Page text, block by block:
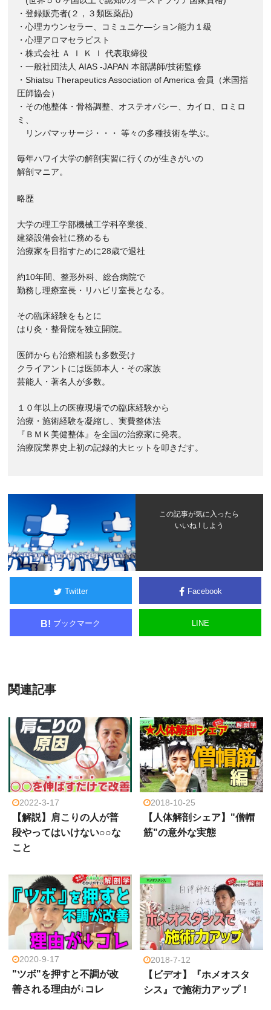
・登録販売者(２，３類医薬品)
・心理カウンセラー、コミュニケ―ション能力１級
・心理アロマセラピスト
・株式会社 Ａ Ｉ Ｋ Ｉ 代表取締役
・一般社団法人 AIAS -JAPAN 本部講師/技術監修
・Shiatsu Therapeutics Association of America 会員（米国指
圧師協会）
・その他整体・骨格調整、オステオパシー、カイロ、ロミロ
ミ、
リンパマッサージ・・・ 等々の多種技術を学ぶ。
毎年ハワイ大学の解剖実習に行くのが生きがいの
解剖マニア。
略歴
大学の理工学部機械工学科卒業後、
建築設備会社に務めるも
治療家を目指すために28歳で退社
約10年間、整形外科、総合病院で
勤務し理療室長・リハビリ室長となる。
その臨床経験をもとに
はり灸・整骨院を独立開院。
医師からも治療相談も多数受け
クライアントには医師本人・その家族
芸能人・著名人が多数。
１０年以上の医療現場での臨床経験から
治療・施術経験を凝縮し、実費整体法
『ＢＭＫ美健整体』を全国の治療家に発表。
治療院業界史上初の記録的大ヒットを叩きだす。
この記事が気に入ったら
いいね ! しよう
Twitter Facebook
B! ブックマーク LINE
関連記事
2022-3-17
【解説】肩こりの人が普
段やってはいけない○○な
こと
2018-10-25
【人体解剖シェア】"僧帽
筋"の意外な実態
2020-9-17
"ツボ"を押すと不調が改
善される理由が↓コレ
2018-7-12
【ビデオ】『ホメオスタ
シス』で施術力アップ！